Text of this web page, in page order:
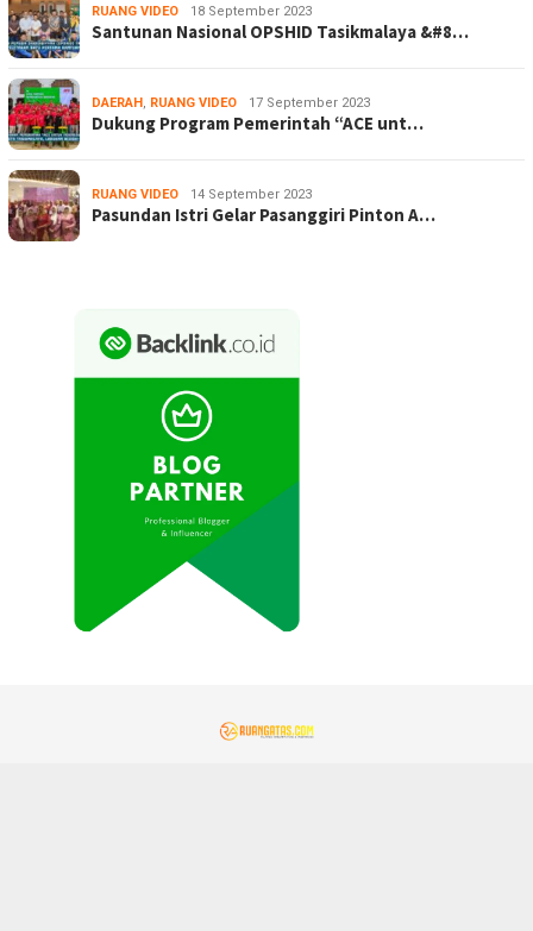
RUANG VIDEO 18 September 2023
Santunan Nasional OPSHID Tasikmalaya &#8…
DAERAH , RUANG VIDEO 17 September 2023
Dukung Program Pemerintah “ACE unt…
RUANG VIDEO 14 September 2023
Pasundan Istri Gelar Pasanggiri Pinton A…